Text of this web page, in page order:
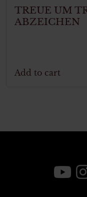
TREUE UM
ABZEICHEN
Add to cart